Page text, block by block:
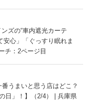
ズの“車内遮光カーテ
心」「ぐっすり眠れま
チ：2ページ目
うまいと思う店はどこ？
日」！】（2/4） | 兵庫県